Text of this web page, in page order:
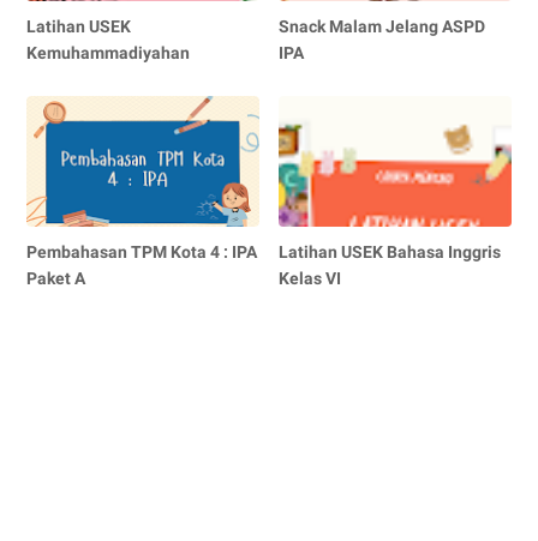
Latihan USEK
Kemuhammadiyahan
Snack Malam Jelang ASPD
IPA
Pembahasan TPM Kota 4 : IPA
Paket A
Latihan USEK Bahasa Inggris
Kelas VI